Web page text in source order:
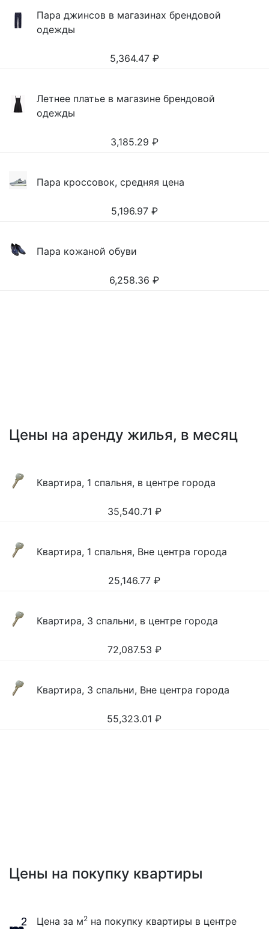
Пара джинсов в магазинах брендовой
одежды
5,364.47 ₽
Летнее платье в магазине брендовой
одежды
3,185.29 ₽
Пара кроссовок, средняя цена
5,196.97 ₽
Пара кожаной обуви
6,258.36 ₽
Цены на аренду жилья, в месяц
Квартира, 1 спальня, в центре города
35,540.71 ₽
Квартира, 1 спальня, Вне центра города
25,146.77 ₽
Квартира, 3 спальни, в центре города
72,087.53 ₽
Квартира, 3 спальни, Вне центра города
55,323.01 ₽
Цены на покупку квартиры
Цена за м2 на покупку квартиры в центре